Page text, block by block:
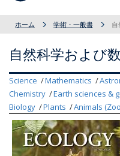
ホーム 学術・一般書
自然科学および
Science Mathematics
Chemistry
Earth sciences &
Biology
Plants Animals